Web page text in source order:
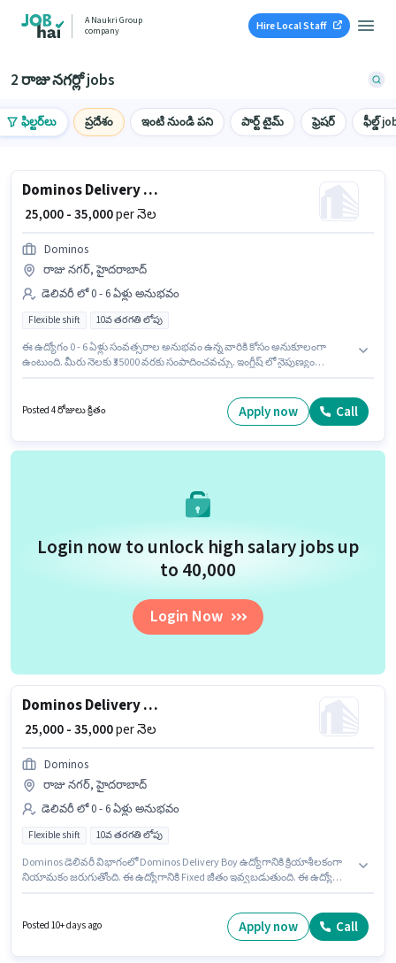
A Naukri Group
company
Hire Local Staff
2 రాజు నగర్లో jobs
ఫిల్టర్‌లు ప్రదేశం ఇంటి నుండి పని పార్ట్ టైమ్ ఫ్రెషర్ ఫీల్డ్
Dominos Delivery Boy
₹ 25,000 - 35,000per నెల
Dominos
రాజు నగర్, హైదరాబాద్
డెలివరీ లో 0 - 6 ఏళ్లు అనుభవం
Flexible shift 10వ తరగతి లోపు
ఈ ఉద్యోగం 0 - 6 ఏళ్లు సంవత్సరాల అనుభవం ఉన్న వారికి కోసం అనుకూలంగా
ఉంటుంది. మీరు నెలకు ₹35000 వరకు సంపాదించవచ్చు. ఇంగ్లీష్ లో నైపుణ్యం
Full Time / పార్ట్ టైమ్ ఉద్యోగం, ఇందులో FLEXIBLE shift మరియు వారానికి 6 days
working ఉంటాయి. ఈ ఖాళీ రాజు నగర్, హైదరాబాద్ లో ఉంది.
Posted 4 రోజులు క్రితం Apply now Call
Login now to unlock high salary jobs up
to ₹40,000
Login Now
Dominos Delivery Boy
₹ 25,000 - 35,000per నెల
Dominos
రాజు నగర్, హైదరాబాద్
డెలివరీ లో 0 - 6 ఏళ్లు అనుభవం
Flexible shift 10వ తరగతి లోపు
Dominos డెలివరీ విభాగంలో Dominos Delivery Boy ఉద్యోగానికి క్రియాశీలకంగా
నియామకం జరుగుతోంది. ఈ ఉద్యోగానికి Fixed జీతం ఇవ్వబడుతుంది. ఈ ఉద్యోగం
- 6 ఏళ్లు సంవత్సరాల అనుభవం ఉన్న వారికి కోసం అనుకూలంగా ఉంటుంది. మీరు
Posted 10+ days ago Apply now Call